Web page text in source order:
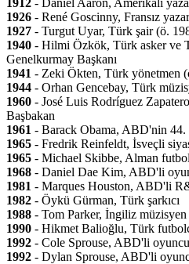
1912 - Daniel Aaron, Amerikalı
1926 - René Goscinny, Fransız
1927 - Turgut Uyar, Türk şair (ö.
1940 - Hilmi Özkök, Türk asker ve
Genelkurmay Başkanı
1941 - Zeki Ökten, Türk yönetmen
1944 - Orhan Gencebay, Türk
1960 - José Luis Rodríguez
Başbakan
1961 - Barack Obama, ABD'nin 44.
1965 - Fredrik Reinfeldt, İsveçli
1965 - Michael Skibbe, Alman
1968 - Daniel Dae Kim, ABD'li
1981 - Marques Houston, ABD'li
1982 - Öykü Gürman, Türk şarkıcı
1988 - Tom Parker, İngiliz
1990 - Hikmet Balioğlu, Türk
1992 - Cole Sprouse, ABD'li oyuncu
1992 - Dylan Sprouse, ABD'li